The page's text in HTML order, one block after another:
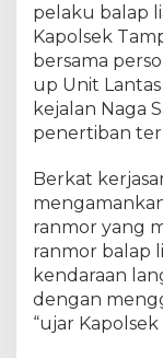
pelaku balap
Kapolsek
bersama
up Unit
kejalan Naga
penertiban
Berkat
ranmor yang
ranmor balap
kendaraan
dengan
“ujar Kapolsek